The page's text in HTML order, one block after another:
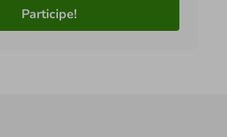
Participe!